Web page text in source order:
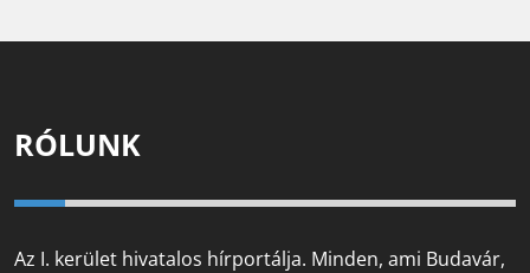
RÓLUNK
Az I. kerület hivatalos hírportálja. Minden, ami Budavár,